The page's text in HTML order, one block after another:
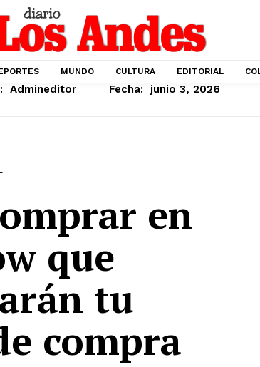
MUNDO CULTURA EDITORIAL
Admineditor Fecha: junio 3, 2026
en
que
tu
compra